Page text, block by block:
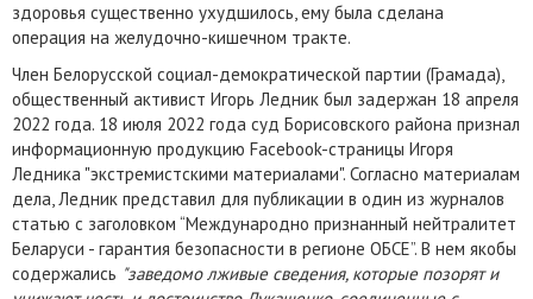
здоровья существенно ухудшилось, ему была сделана
операция на желудочно-кишечном тракте.
Член Белорусской социал-демократической партии (Грамада),
общественный активист Игорь Ледник был задержан 18 апреля
2022 года. 18 июля 2022 года суд Борисовского района признал
информационную продукцию Facebook-страницы Игоря
Ледника "экстремистскими материалами". Согласно материалам
дела, Ледник представил для публикации в один из журналов
статью с заголовком “Международно признанный нейтралитет
Беларуси - гарантия безопасности в регионе ОБСЕ”. В нем якобы
содержались "заведомо лживые сведения, которые позорят и